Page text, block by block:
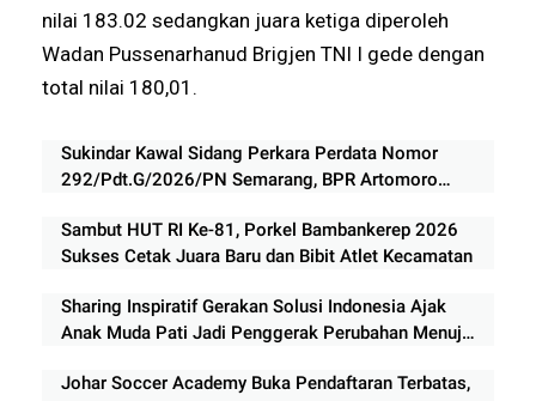
nilai 183.02 sedangkan juara ketiga diperoleh
Wadan Pussenarhanud Brigjen TNI I gede dengan
total nilai 180,01.
Sukindar Kawal Sidang Perkara Perdata Nomor
292/Pdt.G/2026/PN Semarang, BPR Artomoro
Sambut HUT RI Ke-81, Porkel Bambankerep 2026
Sukses Cetak Juara Baru dan Bibit Atlet Kecamatan
Sharing Inspiratif Gerakan Solusi Indonesia Ajak
Anak Muda Pati Jadi Penggerak Perubahan Menuju
Johar Soccer Academy Buka Pendaftaran Terbatas,